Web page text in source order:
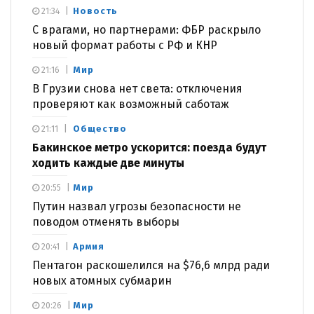
Новость
С врагами, но партнерами: ФБР раскрыло
новый формат работы с РФ и КНР
21:34
Мир
В Грузии снова нет света: отключения
проверяют как возможный саботаж
21:16
Общество
Бакинское метро ускорится: поезда будут
ходить каждые две минуты
21:11
Мир
Путин назвал угрозы безопасности не
поводом отменять выборы
20:55
Армия
Пентагон раскошелился на $76,6 млрд ради
новых атомных субмарин
20:41
Мир
20:26